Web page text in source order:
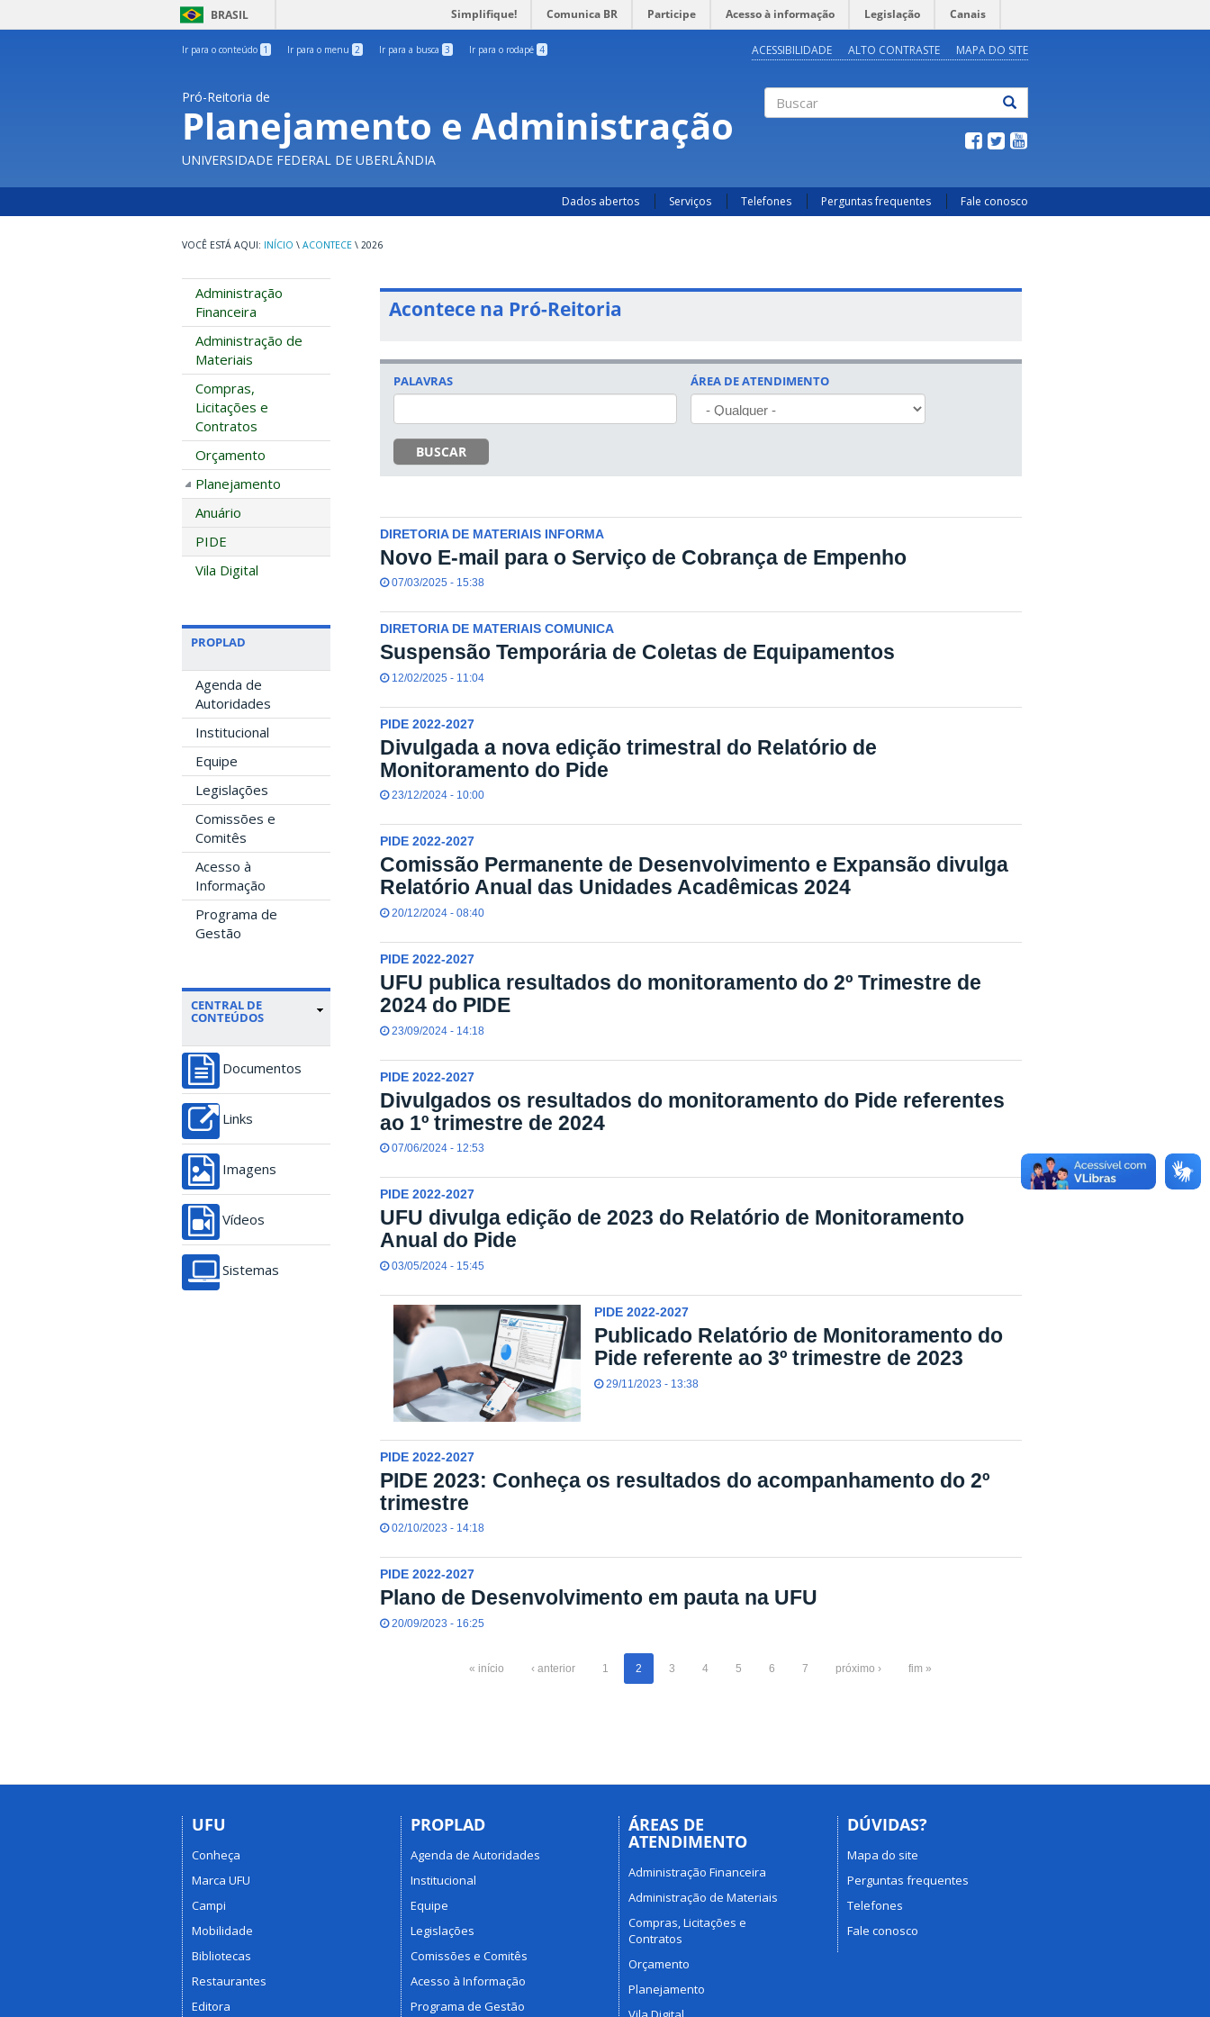
BRASIL Simplifique! Comunica BR Participe Acesso à informação Legislação Canais
Ir para o conteúdo 1 Ir para o menu 2 Ir para a busca 3 Ir para o rodapé 4 ACESSIBILIDADE ALTO CONTRASTE MAPA DO SITE
Pró-Reitoria de
Planejamento e Administração
UNIVERSIDADE FEDERAL DE UBERLÂNDIA
Dados abertos Serviços Telefones Perguntas frequentes Fale conosco
INÍCIO \ ACONTECE \ 2026
Administração
Financeira
Administração de
Materiais
Compras,
Licitações e
Contratos
Orçamento
Planejamento
Anuário
PIDE
Vila Digital
PROPLAD
Agenda de
Autoridades
Institucional
Equipe
Legislações
Comissões e
Comitês
Acesso à
Informação
Programa de
Gestão
CENTRAL DE
CONTEÚDOS
Documentos
Links
Imagens
Vídeos
Sistemas
Acontece na Pró-Reitoria
PALAVRAS ÁREA DE ATENDIMENTO
BUSCAR
DIRETORIA DE MATERIAIS INFORMA
Novo E-mail para o Serviço de Cobrança de Empenho
07/03/2025 - 15:38
DIRETORIA DE MATERIAIS COMUNICA
Suspensão Temporária de Coletas de Equipamentos
12/02/2025 - 11:04
PIDE 2022-2027
Divulgada a nova edição trimestral do Relatório de
Monitoramento do Pide
23/12/2024 - 10:00
PIDE 2022-2027
Comissão Permanente de Desenvolvimento e Expansão divulga
Relatório Anual das Unidades Acadêmicas 2024
20/12/2024 - 08:40
PIDE 2022-2027
UFU publica resultados do monitoramento do 2º Trimestre de
2024 do PIDE
23/09/2024 - 14:18
PIDE 2022-2027
Divulgados os resultados do monitoramento do Pide referentes
ao 1º trimestre de 2024
07/06/2024 - 12:53
PIDE 2022-2027
UFU divulga edição de 2023 do Relatório de Monitoramento
Anual do Pide
03/05/2024 - 15:45
PIDE 2022-2027
Publicado Relatório de Monitoramento do
Pide referente ao 3º trimestre de 2023
29/11/2023 - 13:38
PIDE 2022-2027
PIDE 2023: Conheça os resultados do acompanhamento do 2º
trimestre
02/10/2023 - 14:18
PIDE 2022-2027
Plano de Desenvolvimento em pauta na UFU
20/09/2023 - 16:25
« início ‹ anterior 1 2 3 4 5 6 7 próximo › fim »
UFU
Conheça
Marca UFU
Campi
Mobilidade
Bibliotecas
Restaurantes
Editora
PROPLAD
Agenda de Autoridades
Institucional
Equipe
Legislações
Comissões e Comitês
Acesso à Informação
Programa de Gestão
ÁREAS DE
ATENDIMENTO
Administração Financeira
Administração de Materiais
Compras, Licitações e
Contratos
Orçamento
Planejamento
DÚVIDAS?
Mapa do site
Perguntas frequentes
Telefones
Fale conosco